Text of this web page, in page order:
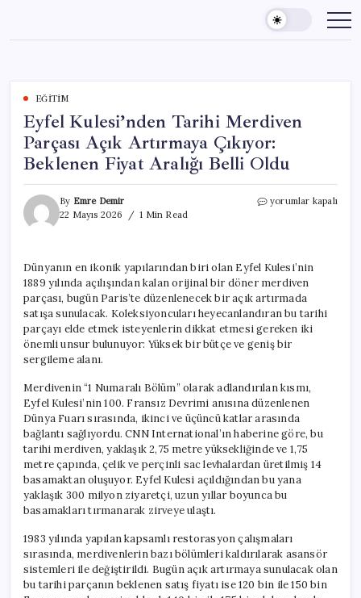
content
EĞITIM
Eyfel Kulesi’nden Tarihi Merdiven
Parçası Açık Artırmaya Çıkıyor:
Beklenen Fiyat Aralığı Belli Oldu
By Emre Demir
22 Mayıs 2026
1 Min Read
Eyfel
Açık
Artırmaya
Çıkıyor:
Beklenen
Fiyat
Aralığı
Belli
yorumlar kapalı
Dünyanın en ikonik yapılarından biri olan Eyfel Kulesi’nin
1889 yılında açılışından kalan orijinal bir döner merdiven
parçası, bugün Paris’te düzenlenecek bir açık artırmada
satışa sunulacak. Koleksiyoncuları heyecanlandıran bu tarihi
parçayı elde etmek isteyenlerin dikkat etmesi gereken iki
önemli unsur bulunuyor: Yüksek bir bütçe ve geniş bir
sergileme alanı.
Merdivenin “1 Numaralı Bölüm” olarak adlandırılan kısmı,
Eyfel Kulesi’nin 100. Fransız Devrimi anısına düzenlenen
Dünya Fuarı sırasında, ikinci ve üçüncü katlar arasında
bağlantı sağlıyordu. CNN International’ın haberine göre, bu
tarihi merdiven, yaklaşık 2,75 metre yüksekliğinde ve 1,75
metre çapında, çelik ve perçinli sac levhalardan üretilmiş 14
basamaktan oluşuyor. Eyfel Kulesi açıldığından bu yana
yaklaşık 300 milyon ziyaretçi, uzun yıllar boyunca bu
basamakları tırmanarak zirveye ulaştı.
1983 yılında yapılan kapsamlı restorasyon çalışmaları
sırasında, merdivenlerin bazı bölümleri kaldırılarak asansör
sistemleri ile değiştirildi. Bugün açık artırmaya sunulacak olan
bu tarihi parçanın beklenen satış fiyatı ise 120 bin ile 150 bin